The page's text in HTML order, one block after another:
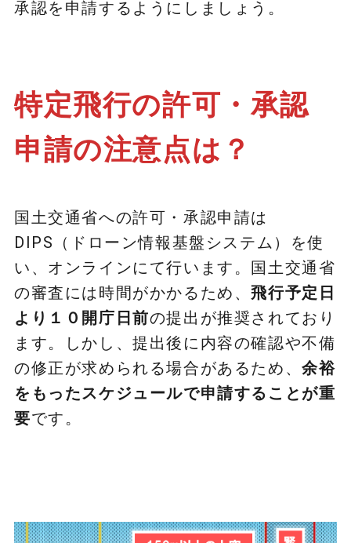
承認を申請するようにしましょう。
特定飛行の許可・承認
申請の注意点は？
国土交通省への許可・承認申請は
DIPS（ドローン情報基盤システム）を使
い、オンラインにて行います。国土交通省
の審査には時間がかかるため、飛行予定日
より１０開庁日前の提出が推奨されており
ます。しかし、提出後に内容の確認や不備
の修正が求められる場合があるため、余裕
をもったスケジュールで申請することが重
要です。